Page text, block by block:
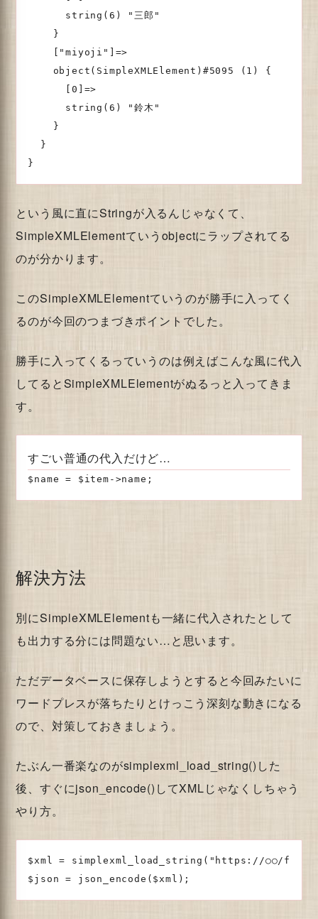
      string(6) "三郎"
    }
    ["miyoji"]=>
    object(SimpleXMLElement)#5095 (1) {
      [0]=>
      string(6) "鈴木"
    }
  }
}
という風に直にStringが入るんじゃなくて、
SimpleXMLElementていうobjectにラップされてる
のが分かります。
このSimpleXMLElementていうのが勝手に入ってく
るのが今回のつまづきポイントでした。
勝手に入ってくるっていうのは例えばこんな風に代入
してるとSimpleXMLElementがぬるっと入ってきま
す。
すごい普通の代入だけど…
$name = $item->name;
解決方法
別にSimpleXMLElementも一緒に代入されたとして
も出力する分には問題ない…と思います。
ただデータベースに保存しようとすると今回みたいに
ワードプレスが落ちたりとけっこう深刻な動きになる
ので、対策しておきましょう。
たぶん一番楽なのがsimplexml_load_string()した
後、すぐにjson_encode()してXMLじゃなくしちゃう
やり方。
$xml = simplexml_load_string("https://○○/
$json = json_encode($xml);